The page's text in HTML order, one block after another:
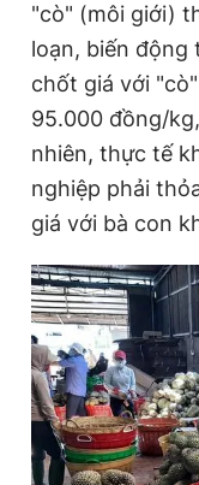
Đọc Thanh Niên
Theo dõi báo trên
0906 645 777
Đặt báo Quảng
Tổng biên tập:
Phó tổng biên tập
Phó tổng biên tập:
Phó tổng biên tập:
Tổng thư ký tòa
"cò" (môi giới)
loạn, biến động
chốt giá với
95.000 đồng/
nhiên, thực tế
nghiệp phải
giá với bà con